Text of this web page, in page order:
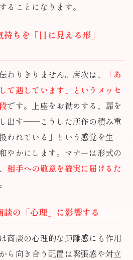
ることになります。
ちを「目に見える形」
わりきりません。席次は、
「あ
て遇しています」というメッセ
です。上座をお勧めする、扉を
出す——こうした所作の積み重
われている」という感覚を生
やかにします。マナーは形式の
相手への敬意を確実に届けるた
の「心理」に影響する
商談の心理的な距離感にも作用
ら向き合う配置は緊張感や対立